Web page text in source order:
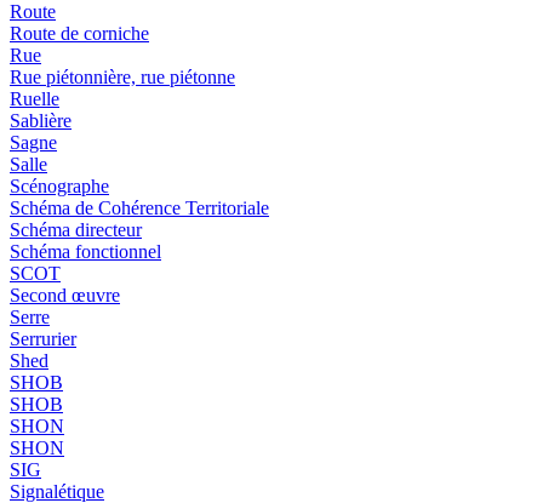
Route
Route de corniche
Rue
Rue piétonnière, rue piétonne
Ruelle
Sablière
Sagne
Salle
Scénographe
Schéma de Cohérence Territoriale
Schéma directeur
Schéma fonctionnel
SCOT
Second œuvre
Serre
Serrurier
Shed
SHOB
SHOB
SHON
SHON
SIG
Signalétique